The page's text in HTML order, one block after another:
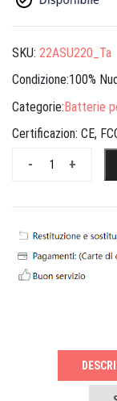
SKU: 22ASU220_Ta
Condizione:100%
Categorie:Batterie
Certificazion: CE,
+
-